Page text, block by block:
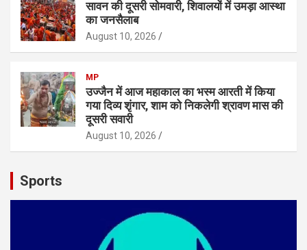
सावन की दूसरी सोमवारी, शिवालयों में उमड़ा आस्था
का जनसैलाब
August 10, 2026
MP
उज्जैन में आज महाकाल का भस्म आरती में किया
गया दिव्य शृंगार, शाम को निकलेगी श्रावण मास की
दूसरी सवारी
August 10, 2026
Sports